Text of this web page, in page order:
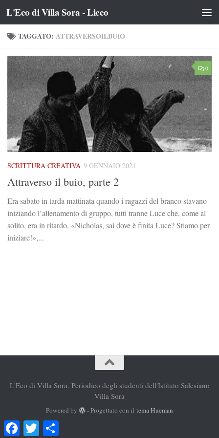
Salta al contenuto
L'Eco di Villa Sora - Liceo
TAGGATO: ATTRAVERSOILBUIO
0
SCRITTURA CREATIVA 9 GENNAIO 2021
Attraverso il buio, parte 2
Era sabato in tarda mattinata quando i ragazzi del branco stavano
iniziando l’allenamento di gruppo, tutti tranne Luce che, come al
solito, era in ritardo. «Nicholas, sai dove è finita Luce? Stiamo per
iniziare!»,...
L'Eco di Villa Sora. Periodico degli studenti dell'Istituto Salesiano
Villa Sora
Powered by - Progettato con iltema Hueman
FacebookTwitter